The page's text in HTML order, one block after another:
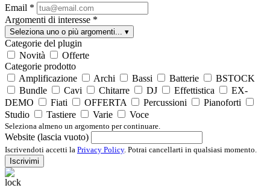
Email *
Argomenti di interesse *
Seleziona uno o più argomenti... ▾
Categorie del plugin
Novità
Offerte
Categorie prodotto
Amplificazione
Archi Bassi Batterie
BSTOCK
Bundle
Cavi Chitarre DJ Effettistica
EX-
DEMO
Fiati OFFERTA Percussioni
Pianoforti
Studio
Tastiere Varie Voce
Seleziona almeno un argomento per continuare.
Website (lascia vuoto)
Iscrivendoti accetti la Privacy Policy. Potrai cancellarti in qualsiasi momento.
Iscrivimi